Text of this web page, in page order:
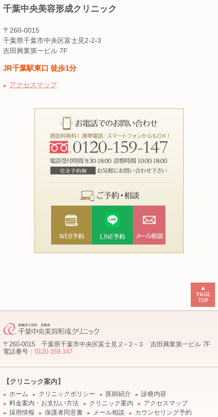
千葉中央美容形成クリニック
〒260-0015
千葉県千葉市中央区富士見2-2-3
吉田興業第一ビル 7F
JR千葉駅東口 徒歩1分
► アクセスマップ
〒260-0015 千葉県千葉市中央区富士見２−２−３ 吉田興業第一ビル 7F
電話番号： 0120-159-147
【クリニック案内】
► ホーム ► クリニックポリシー ► 医師紹介 ► 診療内容
► 料金案内・お支払い方法 ► クリニック案内 ► アクセスマップ
► 採用情報 ► 保護者同意書 ► メール相談 ► カウンセリング予約